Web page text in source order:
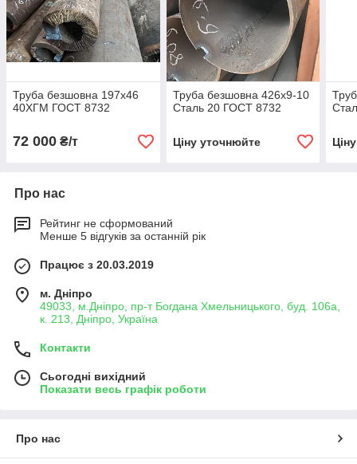
Труба безшовна 197х46
40ХГМ ГОСТ 8732
72 000 ₴/т
Труба безшовна 426х9-10
Сталь 20 ГОСТ 8732
Ціну уточнюйте
Про нас
Рейтинг не сформований
Менше 5 відгуків за останній рік
Працює з 20.03.2019
м. Дніпро
49033, м.Дніпро, пр-т Богдана Хмельницького, буд. 106а,
к. 213, Дніпро, Україна
Контакти
Сьогодні вихідний
Показати весь графік роботи
Про нас